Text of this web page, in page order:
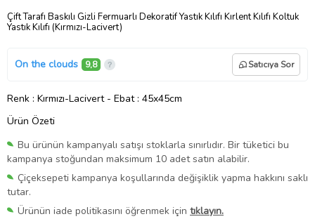
Çift Tarafı Baskılı Gizli Fermuarlı Dekoratif Yastık Kılıfı Kırlent Kılıfı Koltuk
Yastık Kılıfı (Kırmızı-Lacivert)
On the clouds 9,8 Satıcıya Sor
Renk : Kırmızı-Lacivert- Ebat : 45x45cm
Ürün Özeti
Bu ürünün kampanyalı satışı stoklarla sınırlıdır. Bir tüketici bu
kampanya stoğundan maksimum 10 adet satın alabilir.
Çiçeksepeti kampanya koşullarında değişiklik yapma hakkını saklı
tutar.
Ürünün iade politikasını öğrenmek için tıklayın.